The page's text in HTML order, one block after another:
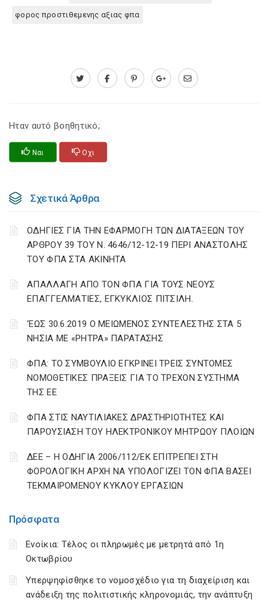
Πρόσφατα
Ενοίκια: Τέλος οι πληρωμές με μετρητά από 1η
Οκτωβρίου
Υπερψηφίσθηκε το νομοσχέδιο για τη διαχείριση και
ανάδειξη της πολιτιστικής κληρονομιάς, την ανάπτυξη
φορος προστιθεμενης αξιας φπα
Ηταν αυτό βοηθητικό;
Ναι Οχι
Σχετικά Άρθρα
ΟΔΗΓΙΕΣ ΓΙΑ ΤΗΝ ΕΦΑΡΜΟΓΗ ΤΩΝ ΔΙΑΤΑΞΕΩΝ ΤΟΥ
ΑΡΘΡΟΥ 39 ΤΟΥ Ν. 4646/12-12-19 ΠΕΡΙ ΑΝΑΣΤΟΛΗΣ
ΤΟΥ ΦΠΑ ΣΤΑ ΑΚΙΝΗΤΑ
ΑΠΑΛΛΑΓΗ ΑΠΟ ΤΟΝ ΦΠΑ ΓΙΑ ΤΟΥΣ ΝΕΟΥΣ
ΕΠΑΓΓΕΛΜΑΤΙΕΣ, ΕΓΚΥΚΛΙΟΣ ΠΙΤΣΙΛΗ.
‘ΕΩΣ 30.6.2019 Ο ΜΕΙΩΜΕΝΟΣ ΣΥΝΤΕΛΕΣΤΗΣ ΣΤΑ 5
ΝΗΣΙΑ ΜΕ «ΡΗΤΡΑ» ΠΑΡΑΤΑΣΗΣ
ΦΠΑ: ΤΟ ΣΥΜΒΟΥΛΙΟ ΕΓΚΡΙΝΕΙ ΤΡΕΙΣ ΣΥΝΤΟΜΕΣ
ΝΟΜΟΘΕΤΙΚΕΣ ΠΡΑΞΕΙΣ ΓΙΑ ΤΟ ΤΡΕΧΟΝ ΣΥΣΤΗΜΑ
ΤΗΣ ΕΕ
ΦΠΑ ΣΤΙΣ ΝΑΥΤΙΛΙΑΚΕΣ ΔΡΑΣΤΗΡΙΟΤΗΤΕΣ ΚΑΙ
ΠΑΡΟΥΣΙΑΣΗ ΤΟΥ ΗΛΕΚΤΡΟΝΙΚΟΥ ΜΗΤΡΩΟΥ ΠΛΟΙΩΝ
ΔΕΕ – Η ΟΔΗΓΙΑ 2006/112/ΕΚ ΕΠΙΤΡΕΠΕΙ ΣΤΗ
ΦΟΡΟΛΟΓΙΚΗ ΑΡΧΗ ΝΑ ΥΠΟΛΟΓΙΖΕΙ ΤΟΝ ΦΠΑ ΒΑΣΕΙ
ΤΕΚΜΑΙΡΟΜΕΝΟΥ ΚΥΚΛΟΥ ΕΡΓΑΣΙΩΝ